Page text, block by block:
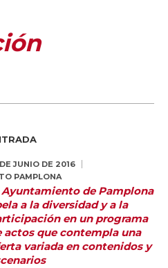
JUNIO DE 2016
PAMPLONA
Ayuntamiento de Pamplona
a la diversidad y a la
en un programa
actos que contempla una
variada en contenidos y